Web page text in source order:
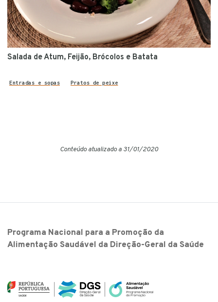
Salada de Atum, Feijão, Brócolos e Batata
Entradas e sopas Pratos de peixe
Conteúdo atualizado a 31/01/2020
Programa Nacional para a Promoção da
Alimentação Saudável da Direção-Geral da Saúde